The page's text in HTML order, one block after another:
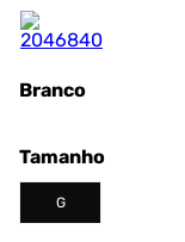
Branco
Tamanho
G